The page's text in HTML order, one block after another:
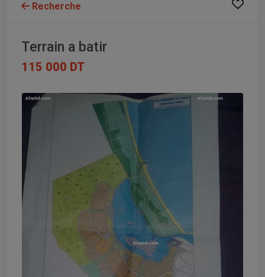
Recherche
Terrain a batir
115 000 DT